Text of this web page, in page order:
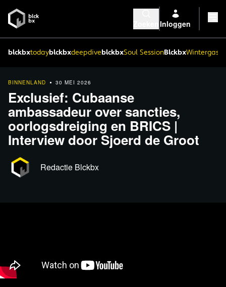
Inloggen
blckbxtodayblckbxdeepdiveblckbxSoul SessionBlckbx
BINNENLAND 30 MEI 2026
Exclusief: Cubaanse
ambassadeur over sancties,
oorlogsdreiging en BRICS |
Interview door Sjoerd de Groot
Redactie Blckbx